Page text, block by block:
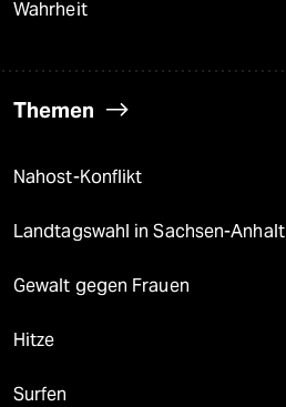
Wahrheit
Themen
Nahost-Konflikt
Landtagswahl in Sachsen-Anhalt
Gewalt gegen Frauen
Hitze
Surfen